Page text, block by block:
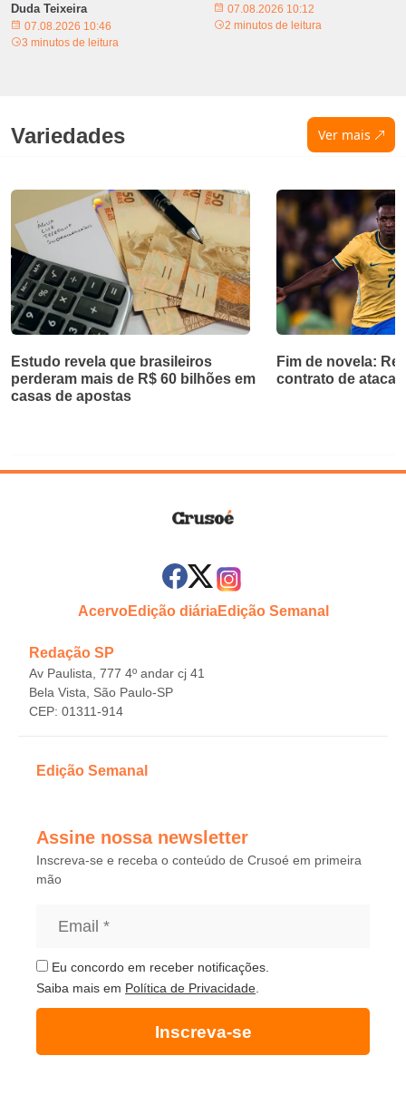
Duda Teixeira
07.08.2026 10:46
3 minutos de leitura
07.08.2026 10:12
2 minutos de leitura
Variedades Ver mais
Estudo revela que brasileiros
perderam mais de R$ 60 bilhões em
casas de apostas
Fim de novela:
contrato de
AcervoEdição diáriaEdição Semanal
Redação SP
Av Paulista, 777 4º andar cj 41
Bela Vista, São Paulo-SP
CEP: 01311-914
Edição Semanal
Assine nossa newsletter
Inscreva-se e receba o conteúdo de Crusoé em primeira
mão
Eu concordo em receber notificações.
Saiba mais em Política de Privacidade.
Inscreva-se